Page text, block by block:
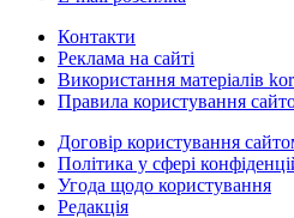
Контакти
Реклама на сайті
Використання матеріалів
Правила користування
Договір користування
Політика у сфері
Угода щодо користування
Редакція